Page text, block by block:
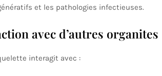
et les pathologies infectieuses.
avec d’autres organites
interagit avec :